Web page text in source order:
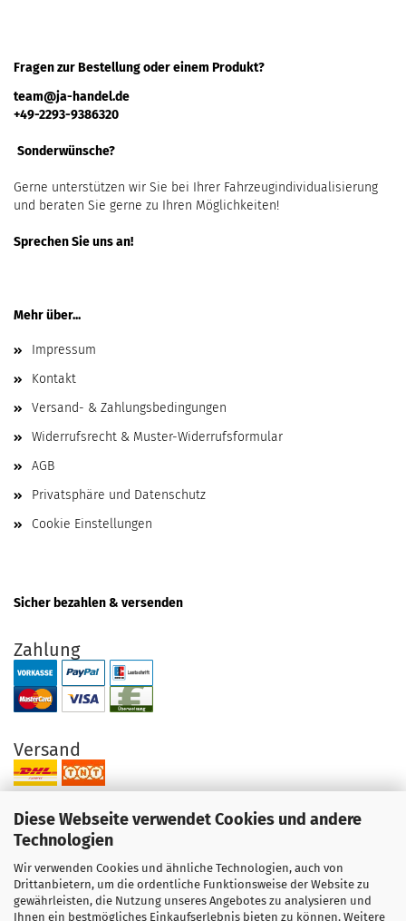
Diese Webseite verwendet Cookies und andere
Technologien
Wir verwenden Cookies und ähnliche Technologien, auch von
Drittanbietern, um die ordentliche Funktionsweise der Website zu
gewährleisten, die Nutzung unseres Angebotes zu analysieren und
Ihnen ein bestmögliches Einkaufserlebnis bieten zu können. Weitere
Fragen zur Bestellung oder einem Produkt?
team@ja-handel.de
+49-2293-9386320
Sonderwünsche?
Gerne unterstützen wir Sie bei Ihrer Fahrzeugindividualisierung
und beraten Sie gerne zu Ihren Möglichkeiten!
Sprechen Sie uns an!
Mehr über...
Impressum
Kontakt
Versand- & Zahlungsbedingungen
Widerrufsrecht & Muster-Widerrufsformular
AGB
Privatsphäre und Datenschutz
Cookie Einstellungen
Sicher bezahlen & versenden
Zahlung
Versand
Ihre Vorteile bei uns
Original Produkte direkt vom Hersteller